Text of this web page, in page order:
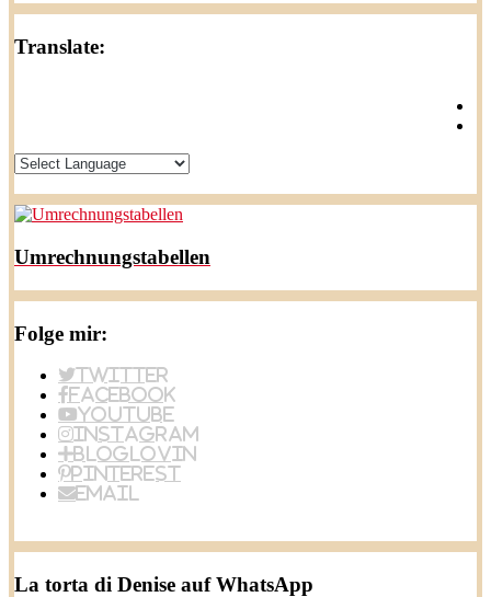
Translate:
Umrechnungstabellen
Folge mir:
Twitter
Facebook
YouTube
Instagram
BlogLovin
Pinterest
Email
La torta di Denise auf WhatsApp